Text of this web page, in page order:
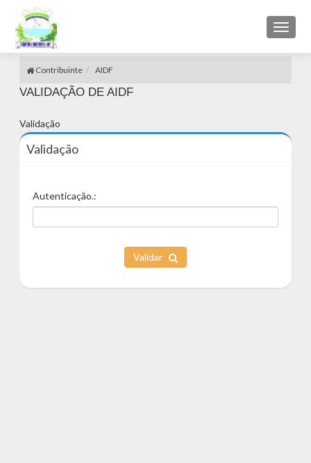
Toggle
Contribuinte AIDF
VALIDAÇÃO DE AIDF
Validação
Validação
Autenticação.:
Validar